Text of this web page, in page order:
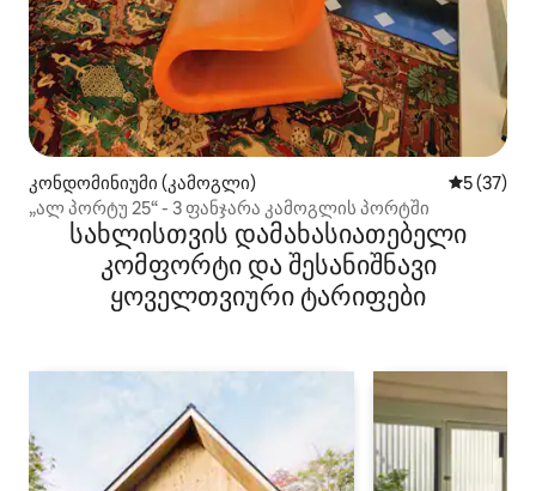
კონდომინიუმი (კამოგლი) საშუალო
5 (37)
„ალ პორტუ 25“ - 3 ფანჯარა კამოგლის პორტში
სახლისთვის დამახასიათებელი
კომფორტი და შესანიშნავი
ყოველთვიური ტარიფები